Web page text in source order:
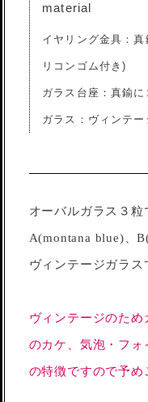
material
イヤリング金具：
リコンゴム付き)
ガラス台座：真鍮
ガラス：ヴィンテー
オーバルガラス３粒
A(montana blue)、
ヴィンテージガラス
ヴィンテージのた
のカケ、気泡・フ
の特徴ですので予め